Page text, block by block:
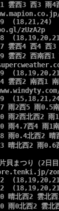
雲西3 西3 雨4
(18,21,24)
zUzA2p
雲西4 西4 西
雲西2 西南西
雲西2 南西1
雨2西5 雨0.5
雨2西北西2 雨
雨4.7西4 雨1
雨0.4北西2 晴
晴北西2 雨
貝まつり（2
晴北西2 雲北
雨0北西2 雲北